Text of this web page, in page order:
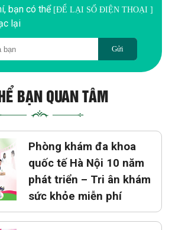
bạn có thể [ĐỂ LẠI SỐ ĐIỆN THOẠI ]
lại
Gửi
BẠN QUAN TÂM
Phòng khám đa khoa
quốc tế Hà Nội 10 năm
phát triển – Tri ân khám
sức khỏe miễn phí